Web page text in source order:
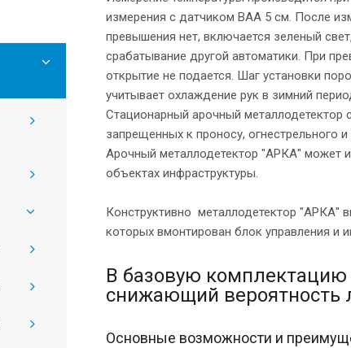
измерения с датчиком BAA 5 см. После
превышения нет, включается зеленый
срабатывание другой автоматики. При
открытие не подается. Шаг установки
учитывает охлаждение рук в зимний
Стационарный арочный
запрещенных к проносу, огнестрельного
Арочный металлодетектор "АРКА" может
объектах инфраструктуры.
Конструктивно металлодетектор "АРКА"
которых вмонтирован блок управления и
В базовую
снижающий
Основные возможности и